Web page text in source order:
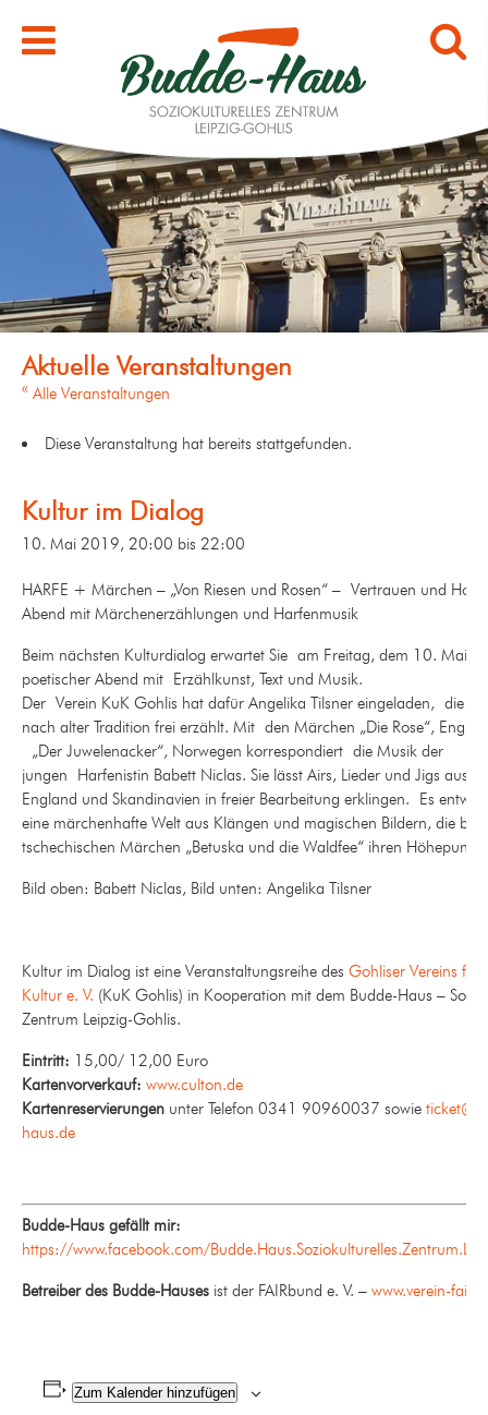
« Alle Veranstaltungen
Diese Veranstaltung hat bereits stattgefunden.
Kultur im Dialog
10. Mai 2019, 20:00 bis 22:00
HARFE + Märchen – „Von Riesen und Rosen“ – Vertrauen und
Abend mit Märchenerzählungen und Harfenmusik
Beim nächsten Kulturdialog erwartet Sie am Freitag, dem 10. Mai
poetischer Abend mit Erzählkunst, Text und Musik.
Der Verein KuK Gohlis hat dafür Angelika Tilsner eingeladen, die
nach alter Tradition frei erzählt. Mit den Märchen „Die Rose“,
„Der Juwelenacker“, Norwegen korrespondiert die Musik der
jungen Harfenistin Babett Niclas. Sie lässt Airs, Lieder und Jigs aus
England und Skandinavien in freier Bearbeitung erklingen. Es
eine märchenhafte Welt aus Klängen und magischen Bildern, die bei
tschechischen Märchen „Betuska und die Waldfee“ ihren Höhepunkt
Bild oben: Babett Niclas, Bild unten: Angelika Tilsner
Kultur im Dialog ist eine Veranstaltungsreihe des Gohliser Vereins für
Kultur e. V. (KuK Gohlis) in Kooperation mit dem Budde-Haus –
Zentrum Leipzig-Gohlis.
Eintritt: 15,00/ 12,00 Euro
Kartenvorverkauf: www.culton.de
Kartenreservierungen unter Telefon 0341 90960037 sowie
haus.de
Budde-Haus gefällt mir:
https://www.facebook.com/
Betreiber des Budde-Hauses ist der FAIRbund e. V. – www.verein-
Zum Kalender hinzufügen